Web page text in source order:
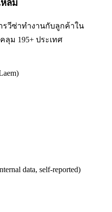
ลม
ารวีซ่าทำงานกับลูกค้าใน
ม 195+ ประเทศ
data, self-reported)